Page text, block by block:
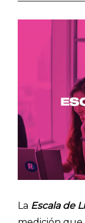
La Escala de